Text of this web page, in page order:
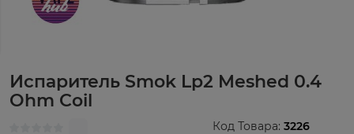
Испаритель Smok Lp2 Meshed 0.4
Ohm Coil
Код Товара: 3226